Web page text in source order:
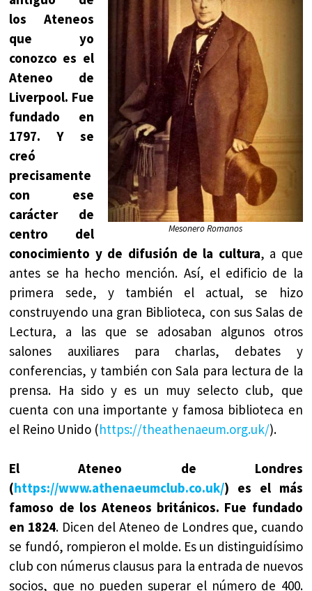
Mesonero Romanos
los Ateneos
que yo
conozco es el
Ateneo de
Liverpool. Fue
fundado en
1797. Y se
creó
precisamente
con ese
carácter de
centro del
conocimiento y de difusión de la cultura, a que
antes se ha hecho mención. Así, el edificio de la
primera sede, y también el actual, se hizo
construyendo una gran Biblioteca, con sus Salas de
Lectura, a las que se adosaban algunos otros
salones auxiliares para charlas, debates y
conferencias, y también con Sala para lectura de la
prensa. Ha sido y es un muy selecto club, que
cuenta con una importante y famosa biblioteca en
el Reino Unido (https://theathenaeum.org.uk/).
El Ateneo de Londres
(https://www.athenaeumclub.co.uk/) es el más
famoso de los Ateneos británicos. Fue fundado
en 1824. Dicen del Ateneo de Londres que, cuando
se fundó, rompieron el molde. Es un distinguidísimo
club con númerus clausus para la entrada de nuevos
socios, que no pueden superar el número de 400.